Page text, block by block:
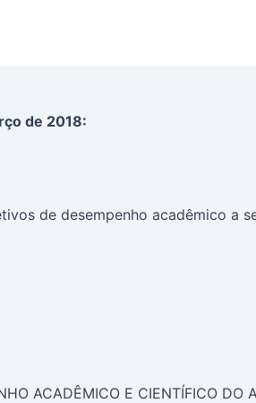
de 2018:
de desempenho acadêmico
ACADÊMICO E CIENTÍFICO DO